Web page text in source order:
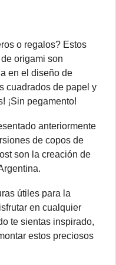
o regalos? Estos
origami son
en el diseño de
cuadrados de papel y
¡Sin pegamento!
anteriormente
de copos de
son la creación de
útiles para la
en cualquier
te sientas inspirado,
estos preciosos